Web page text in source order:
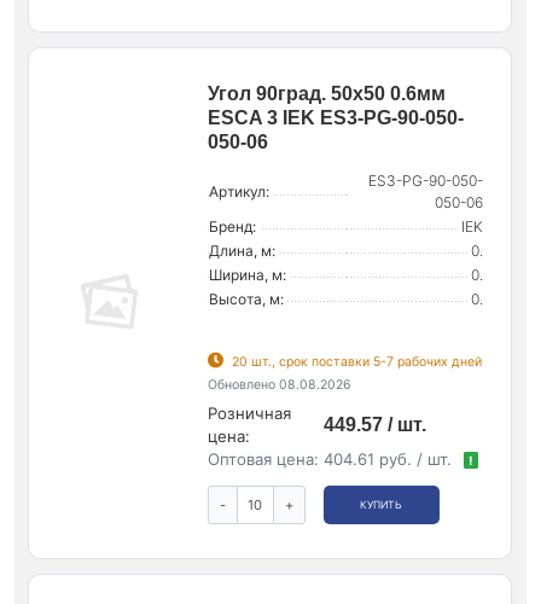
Угол 90град. 50х50 0.6мм
ESCA 3 IEK ES3-PG-90-050-
050-06
Артикул:
ES3-PG-90-050-
050-06
Бренд:
IEK
Длина, м:
0.
Ширина, м:
0.
Высота, м:
0.
20 шт., срок поставки 5-7 рабочих дней
Обновлено 08.08.2026
Розничная
цена:
449.57 / шт.
Оптовая цена: 404.61 руб. / шт. !
- + КУПИТЬ